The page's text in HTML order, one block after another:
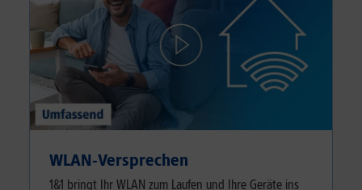
WLAN-Versprechen
1&1 bringt Ihr WLAN zum Laufen und Ihre Geräte ins